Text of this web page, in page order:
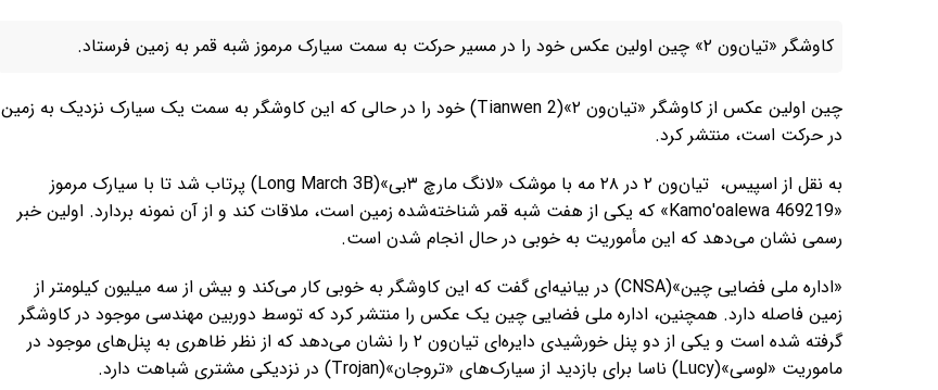
کاوشگر «تیان‌ون ۲» چین اولین عکس خود را در مسیر حرکت به سمت سیارک مرموز شبه قمر به زمین فرستاد.
چین اولین عکس از کاوشگر «تیان‌ون ۲»(Tianwen 2) خود را در حالی که این کاوشگر به سمت یک سیارک نزدیک به زمین
در حرکت است، منتشر کرد.
به نقل از اسپیس، تیان‌ون ۲ در ۲۸ مه با موشک «لانگ مارچ ۳بی»(Long March 3B) پرتاب شد تا با سیارک مرموز
«Kamo'oalewa 469219» که یکی از هفت شبه قمر شناخته‌شده زمین است، ملاقات کند و از آن نمونه‌ بردارد. اولین خبر
رسمی نشان می‌دهد که این مأموریت به خوبی در حال انجام شدن است.
«اداره ملی فضایی چین»(CNSA) در بیانیه‌ای گفت که این کاوشگر به خوبی کار می‌کند و بیش از سه میلیون کیلومتر از
زمین فاصله دارد. همچنین، اداره ملی فضایی چین یک عکس را منتشر کرد که توسط دوربین مهندسی موجود در کاوشگر
گرفته شده است و یکی از دو پنل خورشیدی دایره‌ای تیان‌ون ۲ را نشان می‌دهد که از نظر ظاهری به پنل‌های موجود در
ماموریت «لوسی»(Lucy) ناسا برای بازدید از سیارک‌های «تروجان»(Trojan) در نزدیکی مشتری شباهت دارد.